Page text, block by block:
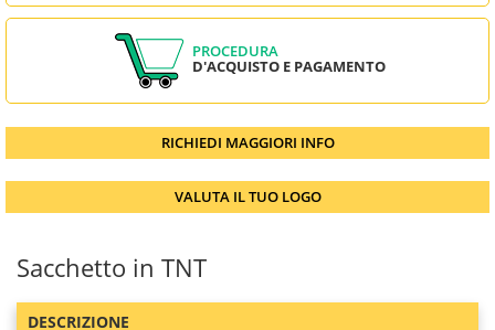
PROCEDURA
D'ACQUISTO E PAGAMENTO
RICHIEDI MAGGIORI INFO
VALUTA IL TUO LOGO
Sacchetto in TNT
DESCRIZIONE